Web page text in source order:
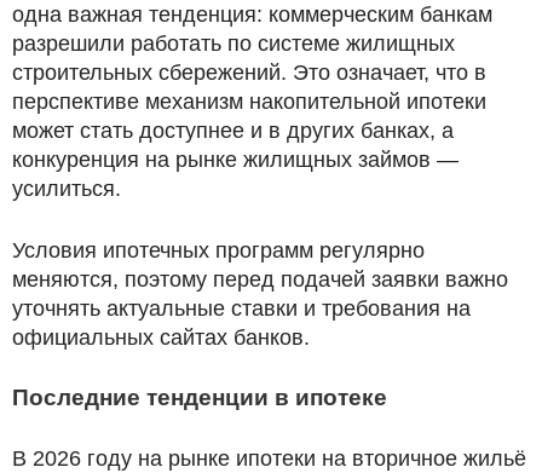
одна важная тенденция: коммерческим банкам
разрешили работать по системе жилищных
строительных сбережений. Это означает, что в
перспективе механизм накопительной ипотеки
может стать доступнее и в других банках, а
конкуренция на рынке жилищных займов —
усилиться.
Условия ипотечных программ регулярно
меняются, поэтому перед подачей заявки важно
уточнять актуальные ставки и требования на
официальных сайтах банков.
Последние тенденции в ипотеке
В 2026 году на рынке ипотеки на вторичное жильё